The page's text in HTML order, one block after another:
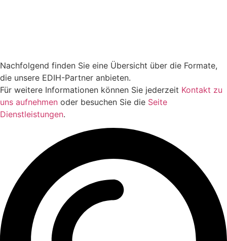
Nachfolgend finden Sie eine Übersicht über die Formate,
die unsere EDIH-Partner anbieten.
Für weitere Informationen können Sie jederzeit Kontakt zu
uns aufnehmen oder besuchen Sie die Seite
Dienstleistungen.